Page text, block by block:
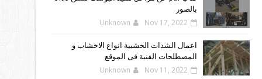
بالصور
Unknown Nov 17, 2022
اعمال الشدات الخشبية انواع الاخشاب و
المصطلحات الفنية فى الموقع
Unknown Nov 11, 2022